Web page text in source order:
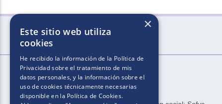
×
Este sitio web utiliza
cookies
He recibido la información de la Política de
Privacidadsobre el tratamiento de mis
datos personales, y la información sobre el
uso de cookies técnicamente necesarias
disponible en la Política de Cookies.